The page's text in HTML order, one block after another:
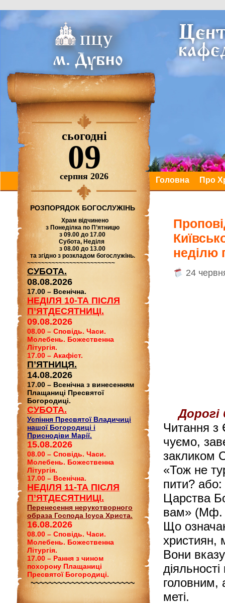
сьогодні
09
серпня 2026 Головна Про
РОЗПОРЯДОК БОГОСЛУЖІНЬ
Храм відчинено
з Понеділка по П’ятницю
з 09.00 до 17.00
Субота, Неділя
з 08.00 до 13.00
та згідно з розкладом богослужінь.
~~~~~~~~~~~~~~~~~~~~~~~~~
СУБОТА.
08.08.2026
17.00 – Всенічна.
НЕДІЛЯ 10-ТА ПІСЛЯ
П’ЯТДЕСЯТНИЦІ.
09.08.2026
08.00 – Сповідь. Часи.
Молебень. Божественна
Літургія.
17.00 – Акафіст.
П’ЯТНИЦЯ.
14.08.2026
17.00 – Всенічна з винесенням
Плащаниці Пресвятої
Богородиці.
СУБОТА.
Успіння Пресвятої Владичиці
нашої Богородиці і
Приснодіви Марії.
15.08.2026
08.00 – Сповідь. Часи.
Молебень. Божественна
Літургія.
17.00 – Всенічна.
НЕДІЛЯ 11-ТА ПІСЛЯ
П’ЯТДЕСЯТНИЦІ.
Перенесення нерукотворного
образа Господа Ісуса Христа.
16.08.2026
08.00 – Сповідь. Часи.
Молебень. Божественна
Літургія.
17.00 – Рання з чином
похорону Плащаниці
Пресвятої Богородиці.
~~~~~~~~~~~~~~~~~~~~~~~
неділю
24
Дорогі
Читання з
чуємо,
закликом
«Тож не
пити?
Царства
вам» (Мф.
Що
християн,
Вони
головним,
меті.